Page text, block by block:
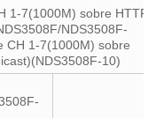
1-7(1000M) sobre HTTP/
NDS3508F-
CH 1-7(1000M) sobre
10)